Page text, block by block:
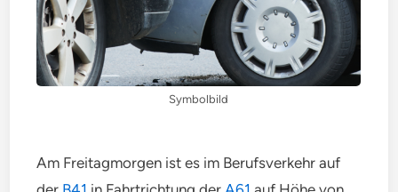
Symbolbild
Am Freitagmorgen ist es im Berufsverkehr auf